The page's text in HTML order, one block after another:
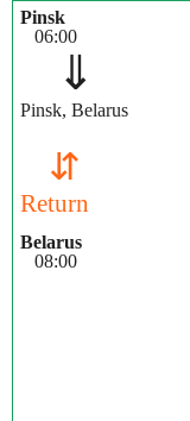
Pinsk
06:00
⇓
Pinsk, Belarus
⇵
Return
Belarus
08:00